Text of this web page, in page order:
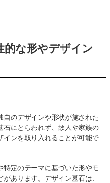
のデザインや形状が施された
石にとらわれず、故人や家族の
インを取り入れることが可能で
特定のテーマに基づいた形やモ
あります。デザイン墓石は、